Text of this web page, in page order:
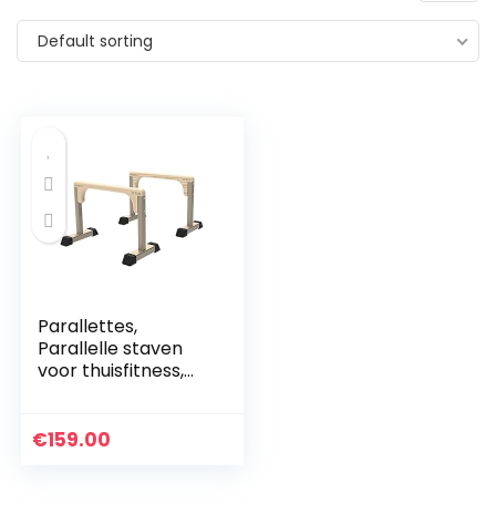
Default sorting
Parallettes,
Parallelle staven
voor thuisfitness,
Duty, Dip bar
€159.00